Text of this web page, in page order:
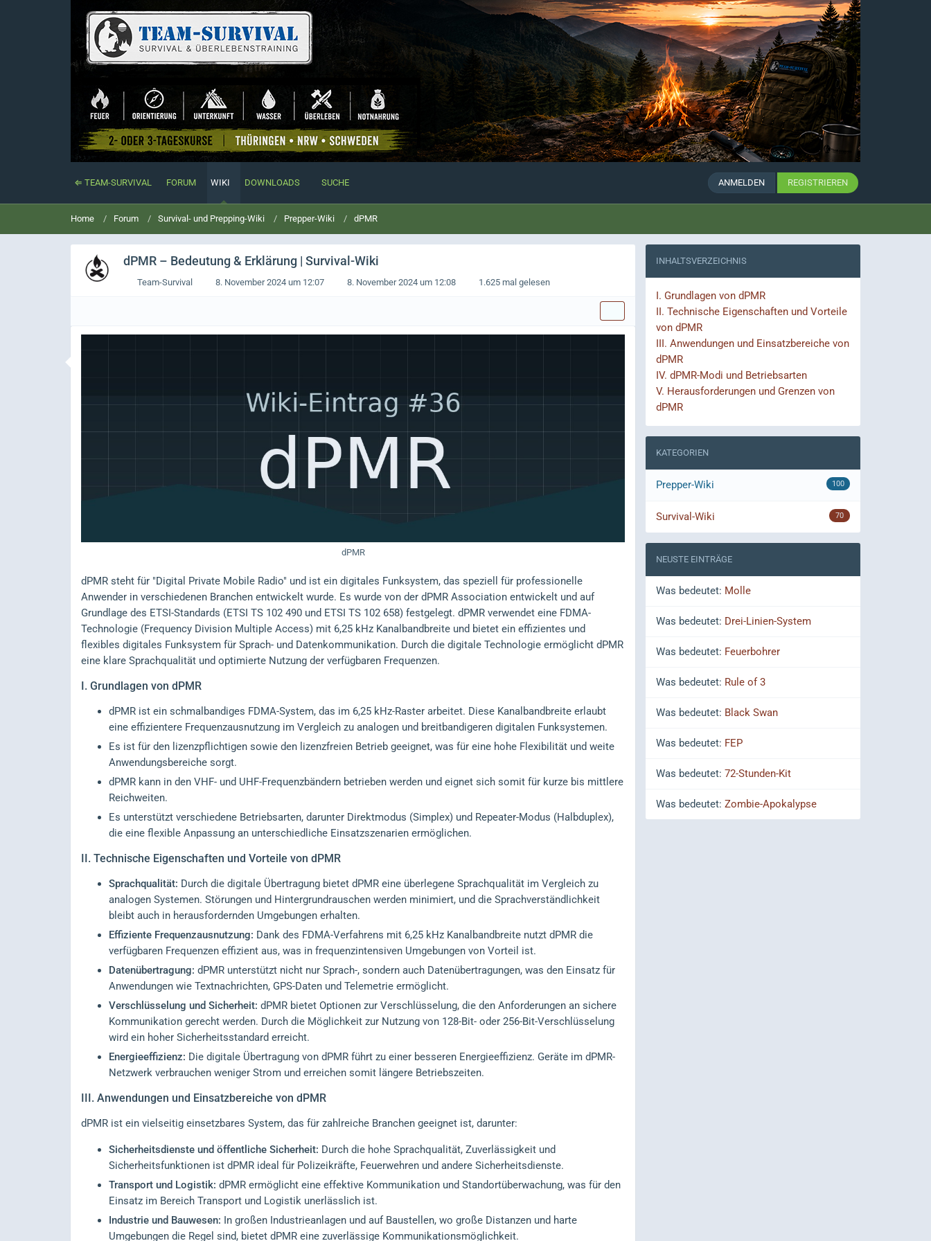
⇐ TEAM-SURVIVAL FORUM WIKI DOWNLOADS SUCHE ANMELDEN REGISTRIEREN
Home Forum Survival- und Prepping-Wiki Prepper-Wiki dPMR
dPMR – Bedeutung & Erklärung | Survival-Wiki
Team-Survival 8. November 2024 um 12:07 8. November 2024 um 12:08 1.625 mal gelesen
dPMR
dPMR steht für "Digital Private Mobile Radio" und ist ein digitales Funksystem, das speziell für professionelle
Anwender in verschiedenen Branchen entwickelt wurde. Es wurde von der dPMR Association entwickelt und auf
Grundlage des ETSI-Standards (ETSI TS 102 490 und ETSI TS 102 658) festgelegt. dPMR verwendet eine FDMA-
Technologie (Frequency Division Multiple Access) mit 6,25 kHz Kanalbandbreite und bietet ein effizientes und
flexibles digitales Funksystem für Sprach- und Datenkommunikation. Durch die digitale Technologie ermöglicht dPMR
eine klare Sprachqualität und optimierte Nutzung der verfügbaren Frequenzen.
I. Grundlagen von dPMR
dPMR ist ein schmalbandiges FDMA-System, das im 6,25 kHz-Raster arbeitet. Diese Kanalbandbreite erlaubt
eine effizientere Frequenzausnutzung im Vergleich zu analogen und breitbandigeren digitalen Funksystemen.
Es ist für den lizenzpflichtigen sowie den lizenzfreien Betrieb geeignet, was für eine hohe Flexibilität und weite
Anwendungsbereiche sorgt.
dPMR kann in den VHF- und UHF-Frequenzbändern betrieben werden und eignet sich somit für kurze bis mittlere
Reichweiten.
Es unterstützt verschiedene Betriebsarten, darunter Direktmodus (Simplex) und Repeater-Modus (Halbduplex),
die eine flexible Anpassung an unterschiedliche Einsatzszenarien ermöglichen.
II. Technische Eigenschaften und Vorteile von dPMR
Sprachqualität: Durch die digitale Übertragung bietet dPMR eine überlegene Sprachqualität im Vergleich zu
analogen Systemen. Störungen und Hintergrundrauschen werden minimiert, und die Sprachverständlichkeit
bleibt auch in herausfordernden Umgebungen erhalten.
Effiziente Frequenzausnutzung: Dank des FDMA-Verfahrens mit 6,25 kHz Kanalbandbreite nutzt dPMR die
verfügbaren Frequenzen effizient aus, was in frequenzintensiven Umgebungen von Vorteil ist.
Datenübertragung: dPMR unterstützt nicht nur Sprach-, sondern auch Datenübertragungen, was den Einsatz für
Anwendungen wie Textnachrichten, GPS-Daten und Telemetrie ermöglicht.
Verschlüsselung und Sicherheit: dPMR bietet Optionen zur Verschlüsselung, die den Anforderungen an sichere
Kommunikation gerecht werden. Durch die Möglichkeit zur Nutzung von 128-Bit- oder 256-Bit-Verschlüsselung
wird ein hoher Sicherheitsstandard erreicht.
Energieeffizienz: Die digitale Übertragung von dPMR führt zu einer besseren Energieeffizienz. Geräte im dPMR-
Netzwerk verbrauchen weniger Strom und erreichen somit längere Betriebszeiten.
III. Anwendungen und Einsatzbereiche von dPMR
dPMR ist ein vielseitig einsetzbares System, das für zahlreiche Branchen geeignet ist, darunter:
Sicherheitsdienste und öffentliche Sicherheit: Durch die hohe Sprachqualität, Zuverlässigkeit und
Sicherheitsfunktionen ist dPMR ideal für Polizeikräfte, Feuerwehren und andere Sicherheitsdienste.
Transport und Logistik: dPMR ermöglicht eine effektive Kommunikation und Standortüberwachung, was für den
Einsatz im Bereich Transport und Logistik unerlässlich ist.
Industrie und Bauwesen: In großen Industrieanlagen und auf Baustellen, wo große Distanzen und harte
Umgebungen die Regel sind, bietet dPMR eine zuverlässige Kommunikationsmöglichkeit.
INHALTSVERZEICHNIS
I. Grundlagen von dPMR
II. Technische Eigenschaften und Vorteile
von dPMR
III. Anwendungen und Einsatzbereiche von
dPMR
IV. dPMR-Modi und Betriebsarten
V. Herausforderungen und Grenzen von
dPMR
KATEGORIEN
Prepper-Wiki 100
Survival-Wiki 70
NEUSTE EINTRÄGE
Was bedeutet: Molle
Was bedeutet: Drei-Linien-System
Was bedeutet: Feuerbohrer
Was bedeutet: Rule of 3
Was bedeutet: Black Swan
Was bedeutet: FEP
Was bedeutet: 72-Stunden-Kit
Was bedeutet: Zombie-Apokalypse